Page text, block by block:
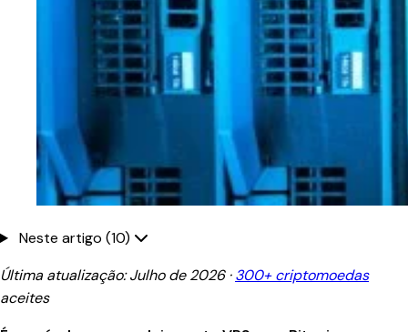
Neste artigo (10)
Última atualização: Julho de 2026 ·300+ criptomoedas
aceites